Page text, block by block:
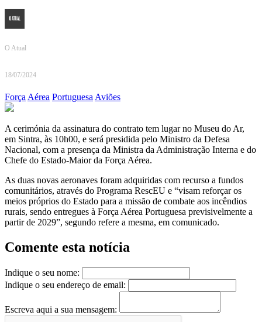
O Atual
18/07/2024
ForçaAérea PortuguesaAviões
A cerimónia da assinatura do contrato tem lugar no Museu do Ar,
em Sintra, às 10h00, e será presidida pelo Ministro da Defesa
Nacional, com a presença da Ministra da Administração Interna e do
Chefe do Estado-Maior da Força Aérea.
As duas novas aeronaves foram adquiridas com recurso a fundos
comunitários, através do Programa RescEU e “visam reforçar os
meios próprios do Estado para a missão de combate aos incêndios
rurais, sendo entregues à Força Aérea Portuguesa previsivelmente a
partir de 2029”, segundo refere a mesma, em comunicado.
Comente esta notícia
Indique o seu nome:
Indique o seu endereço de email:
Escreva aqui a sua mensagem: